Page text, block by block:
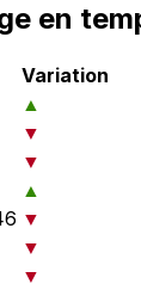
en
Variation
▲
▼
▼
▲
▼
▼
▼